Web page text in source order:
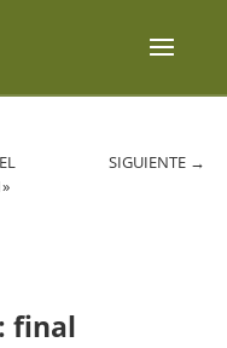
SIGUIENTE →
final